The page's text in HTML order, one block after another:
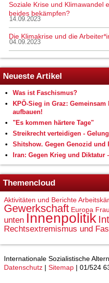
Soziale Krise und Klimawandel
beides bekämpfen?
14.09.2023
Die Klimakrise und die
04.09.2023
Neueste Artikel
Was ist Faschismus?
KPÖ-Sieg in Graz:
aufbauen!
"Es kommen härtere Tage"
Streikrecht verteidigen -
Shitshow. Gegen Genozid und
Iran: Gegen Krieg und
Themencloud
Aktivitäten und Berichte
Gewerkschaft Europa
unten Innenpolitik
Rechtsextremismus und
Internationale Sozialistische
Datenschutz | Sitemap | 01/524